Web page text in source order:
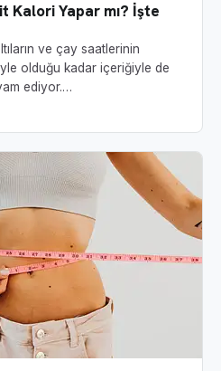
Kalori Yapar mı? İşte
ve çay saatlerinin
olduğu kadar içeriğiyle de
ediyor.…